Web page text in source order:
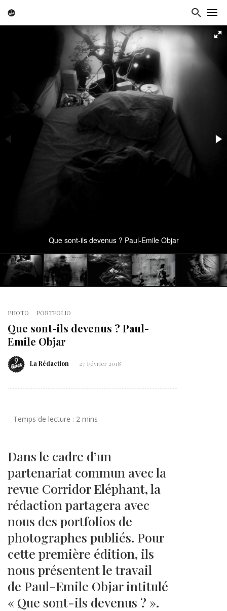
Que sont-ils devenus ? Paul-Emile Objar
PHOTO PORTFOLIO
Que sont-ils devenus ? Paul-
Emile Objar
La Rédaction 27 Février 2018
Dans le cadre d’un
partenariat commun avec la
revue Corridor Eléphant, la
rédaction partagera avec
nous des portfolios de
photographes publiés. Pour
cette première édition, ils
nous présentent le travail
de Paul-Emile Objar intitulé
« Que sont-ils devenus ? ».